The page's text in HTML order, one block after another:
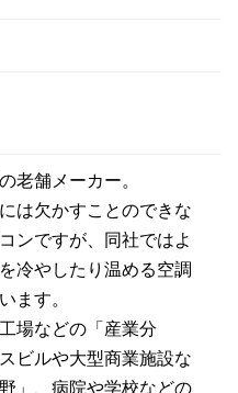
老舗メーカー。
は欠かすことのできな
ンですが、同社ではよ
冷やしたり温める空調
ます。
場などの「産業分
ビルや大型商業施設な
」、病院や学校などの